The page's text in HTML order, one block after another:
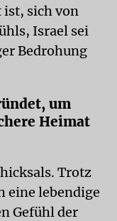
ist, sich von
Israel sei
Bedrohung
um
Heimat
Trotz
eine lebendige
Gefühl der